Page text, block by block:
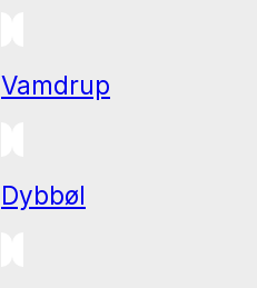
Vamdrup
Dybbøl